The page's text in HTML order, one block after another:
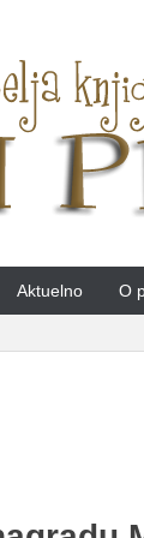
Aktuelno O